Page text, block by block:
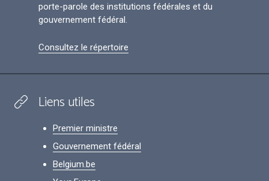
porte-parole des institutions fédérales et du
gouvernement fédéral.
Consultez le répertoire
Liens utiles
Premier ministre
Gouvernement fédéral
Belgium.be